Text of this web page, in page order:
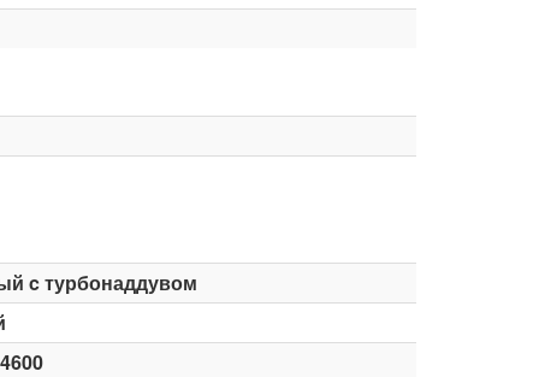
c турбонаддувом